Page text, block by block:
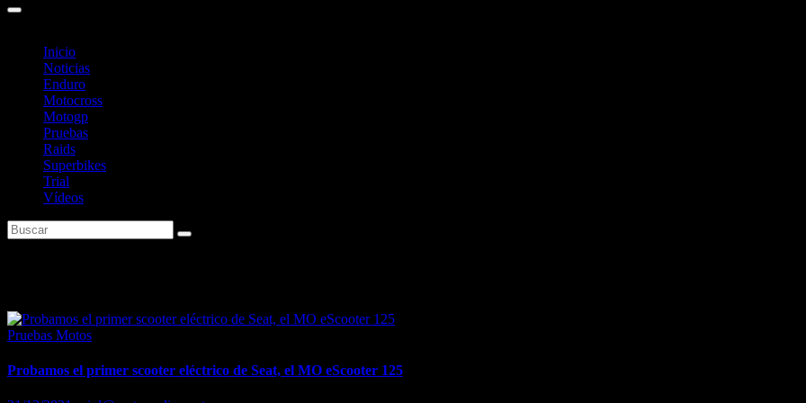
Inicio
Noticias
Enduro
Motocross
Motogp
Pruebas
Raids
Superbikes
Trial
Vídeos
Pruebas Motos
Probamos el primer scooter eléctrico de Seat, el MO eScooter 125